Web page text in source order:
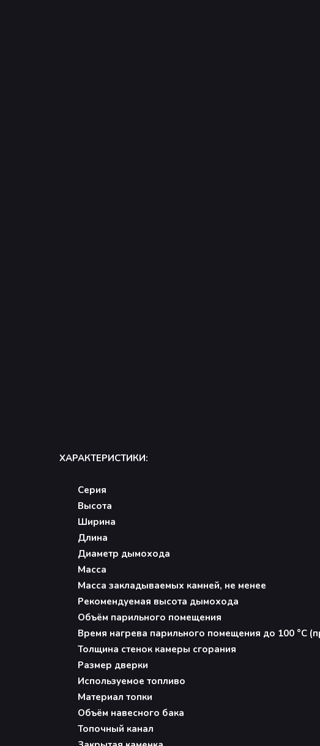
ХАРАКТЕРИСТИКИ:
Серия
Высота
Ширина
Длина
Диаметр дымохода
Масса
Масса закладываемых камней, не менее
Рекомендуемая высота дымохода
Объём парильного помещения
Время нагрева парильного помещения до 100 °С
Толщина стенок камеры сгорания
Размер дверки
Используемое топливо
Материал топки
Объём навесного бака
Топочный канал